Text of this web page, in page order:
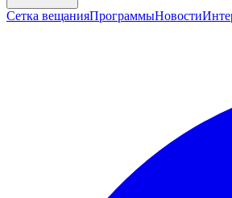
Сетка вещанияПрограммыНовости